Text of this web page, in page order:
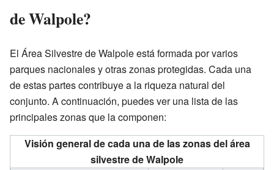
de Walpole?
El Área Silvestre de Walpole está formada por varios
parques nacionales y otras zonas protegidas. Cada una
de estas partes contribuye a la riqueza natural del
conjunto. A continuación, puedes ver una lista de las
principales zonas que la componen:
Visión general de cada una de las zonas del área
silvestre de Walpole